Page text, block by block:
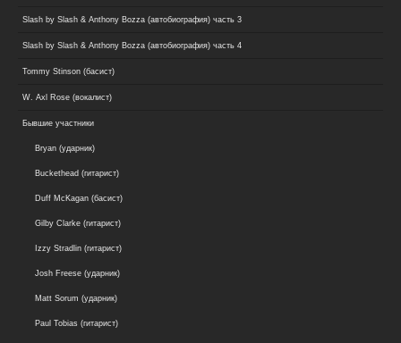
Slash by Slash & Anthony Bozza (автобиография) часть 3
Slash by Slash & Anthony Bozza (автобиография) часть 4
Tommy Stinson (басист)
W. Axl Rose (вокалист)
Бывшие участники
Bryan (ударник)
Buckethead (гитарист)
Duff McKagan (басист)
Gilby Clarke (гитарист)
Izzy Stradlin (гитарист)
Josh Freese (ударник)
Matt Sorum (ударник)
Paul Tobias (гитарист)